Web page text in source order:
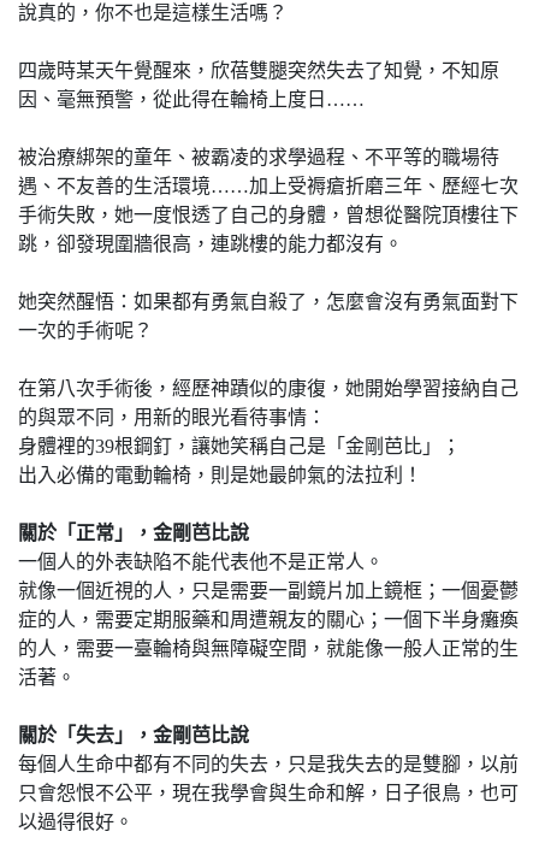
說真的，你不也是這樣生活嗎？
四歲時某天午覺醒來，欣蓓雙腿突然失去了知覺，不知原
因、毫無預警，從此得在輪椅上度日……
被治療綁架的童年、被霸凌的求學過程、不平等的職場待
遇、不友善的生活環境……加上受褥瘡折磨三年、歷經七次
手術失敗，她一度恨透了自己的身體，曾想從醫院頂樓往下
跳，卻發現圍牆很高，連跳樓的能力都沒有。
她突然醒悟：如果都有勇氣自殺了，怎麼會沒有勇氣面對下
一次的手術呢？
在第八次手術後，經歷神蹟似的康復，她開始學習接納自己
的與眾不同，用新的眼光看待事情：
身體裡的39根鋼釘，讓她笑稱自己是「金剛芭比」；
出入必備的電動輪椅，則是她最帥氣的法拉利！
關於「正常」，金剛芭比說
一個人的外表缺陷不能代表他不是正常人。
就像一個近視的人，只是需要一副鏡片加上鏡框；一個憂鬱
症的人，需要定期服藥和周遭親友的關心；一個下半身癱瘓
的人，需要一臺輪椅與無障礙空間，就能像一般人正常的生
活著。
關於「失去」，金剛芭比說
每個人生命中都有不同的失去，只是我失去的是雙腳，以前
只會怨恨不公平，現在我學會與生命和解，日子很鳥，也可
以過得很好。